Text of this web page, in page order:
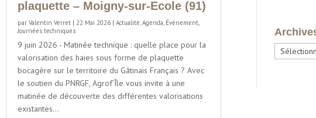
plaquette – Moigny-sur-Ecole (91)
parValentin Verret | 22 Mai 2026 |Actualité ,Agenda Événement
Journées techniques
9 juin 2026 - Matinée technique : quelle place pour la
valorisation des haies sous forme de plaquette
bocagère sur le territoire du Gâtinais Français ? Avec
le soutien du PNRGF, Agrof’Île vous invite à une
matinée de découverte des différentes valorisations
existantes...
Archives